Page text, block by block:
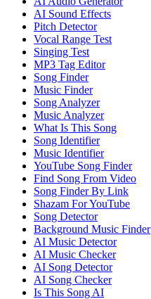
AI Sound Effects
Pitch Detector
Vocal Range Test
Singing Test
MP3 Tag Editor
Song Finder
Music Finder
Song Analyzer
Music Analyzer
What Is This Song
Song Identifier
Music Identifier
YouTube Song Finder
Find Song From Video
Song Finder By Link
Shazam For YouTube
Song Detector
Background Music Finder
AI Music Detector
AI Music Checker
AI Song Detector
AI Song Checker
Is This Song AI